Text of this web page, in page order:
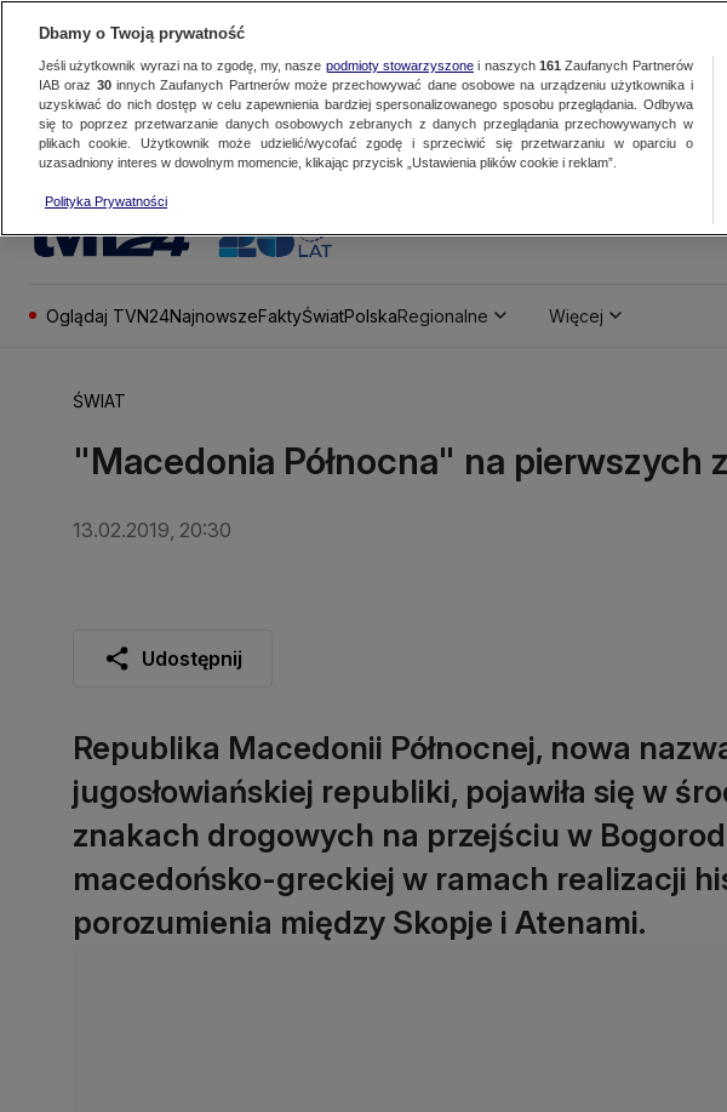
Oglądaj TVN24NajnowszeFaktyŚwiatPolskaRegionalne Więcej
ŚWIAT
"Macedonia Północna" na pierwszych
13.02.2019, 20:30
Udostępnij
Republika Macedonii Północnej, nowa
jugosłowiańskiej republiki, pojawiła się w
znakach drogowych na przejściu w
macedońsko-greckiej w ramach realizacji
porozumienia między Skopje i Atenami.
Dbamy o Twoją prywatność
Jeśli użytkownik wyrazi na to zgodę, my, nasze podmioty stowarzyszonei naszych 161 Zaufanych Partnerów
IAB oraz 30innych Zaufanych Partnerów może przechowywać dane osobowe na urządzeniu użytkownika i
uzyskiwać do nich dostęp w celu zapewnienia bardziej spersonalizowanego sposobu przeglądania. Odbywa
się to poprzez przetwarzanie danych osobowych zebranych z danych przeglądania przechowywanych w
plikach cookie. Użytkownik może udzielić/wycofać zgodę i sprzeciwić się przetwarzaniu w oparciu o
uzasadniony interes w dowolnym momencie, klikając przycisk „Ustawienia plików cookie i reklam”.
Polityka Prywatności